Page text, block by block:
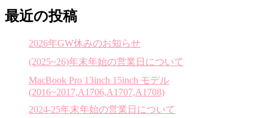
最近の投稿
2026年GW休みのお知らせ
(2025~26)年末年始の営業日について
MacBook Pro 13inch 15inch モデル
(2016~2017,A1706,A1707,A1708)
2024-25年末年始の営業日について